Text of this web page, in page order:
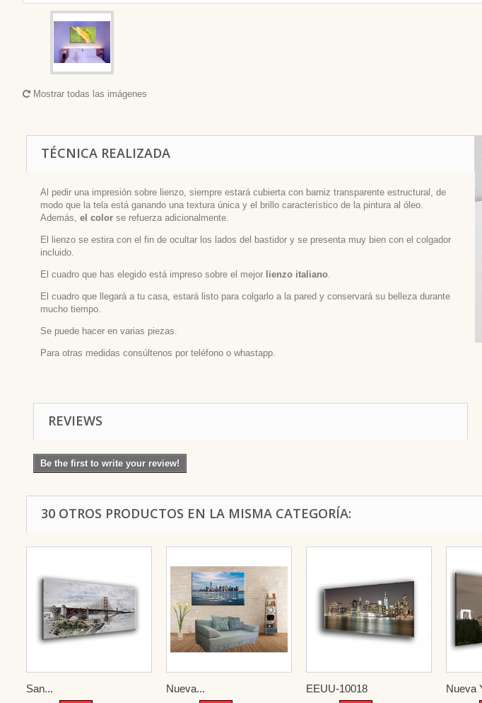
Mostrar todas las imágenes
TÉCNICA REALIZADA
Al pedir una impresión sobre lienzo, siempre estará cubierta con barniz transparente estructural, de
modo que la tela está ganando una textura única y el brillo característico de la pintura al óleo.
Además, el color se refuerza adicionalmente.
El lienzo se estira con el fin de ocultar los lados del bastidor y se presenta muy bien con el colgador
incluido.
El cuadro que has elegido está impreso sobre el mejor lienzo italiano
El cuadro que llegará a tu casa, estará listo para colgarlo a la pared y conservará su belleza durante
mucho tiempo.
Se puede hacer en varias piezas.
Para otras medidas consúltenos por teléfono o whastapp.
REVIEWS
Be the first to write your review!
30 OTROS PRODUCTOS EN LA MISMA CATEGORÍA:
San... Nueva... EEUU-10018 Nueva